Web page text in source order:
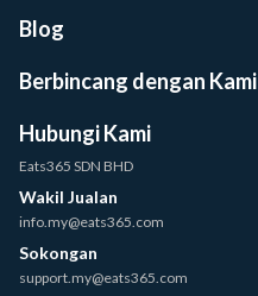
Blog
Berbincang dengan Kami
Hubungi Kami
Eats365 SDN BHD
Wakil Jualan
info.my@eats365.com
Sokongan
support.my@eats365.com